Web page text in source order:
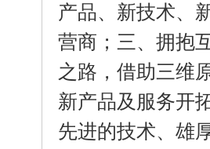
产品、新技术、
营商；三、拥抱
之路，借助三维
新产品及服务开
先进的技术、雄